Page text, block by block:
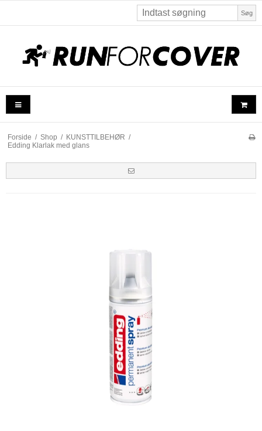
Søg
Forside / Shop / KUNSTTILBEHØR /
Edding Klarlak med glans